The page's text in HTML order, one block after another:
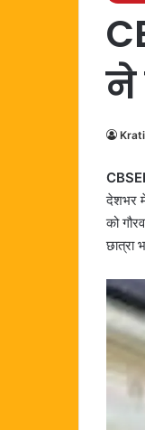
ने
देशभर
को
छात्रा